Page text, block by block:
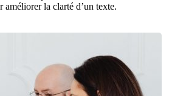
la clarté d’un texte.